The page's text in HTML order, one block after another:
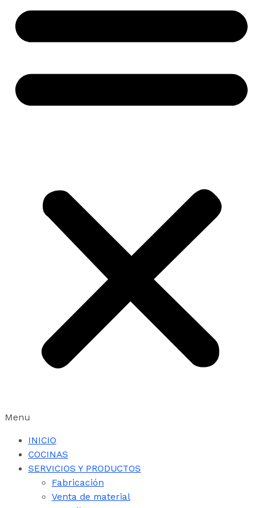
Menu
INICIO
COCINAS
SERVICIOS Y PRODUCTOS
Fabricación
Venta de material